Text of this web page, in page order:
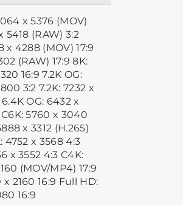
x 5376 (MOV)
5418 (RAW) 3:2
x 4288 (MOV) 17:9
(RAW) 17:9 8K:
16:9 7.2K OG:
3:2 7.2K: 7232 x
OG: 6432 x
5760 x 3040
x 3312 (H.265)
4752 x 3568 4:3
x 3552 4:3 C4K:
(MOV/MP4) 17:9
2160 16:9 Full HD:
16:9